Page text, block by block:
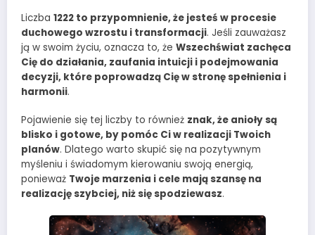
Liczba 1222 to przypomnienie, że jesteś w procesie
duchowego wzrostu i transformacji. Jeśli zauważasz
ją w swoim życiu, oznacza to, że Wszechświat zachęca
Cię do działania, zaufania intuicji i podejmowania
decyzji, które poprowadzą Cię w stronę spełnienia i
harmonii.
Pojawienie się tej liczby to również znak, że anioły są
blisko i gotowe, by pomóc Ci w realizacji Twoich
planów. Dlatego warto skupić się na pozytywnym
myśleniu i świadomym kierowaniu swoją energią,
ponieważ Twoje marzenia i cele mają szansę na
realizację szybciej, niż się spodziewasz.